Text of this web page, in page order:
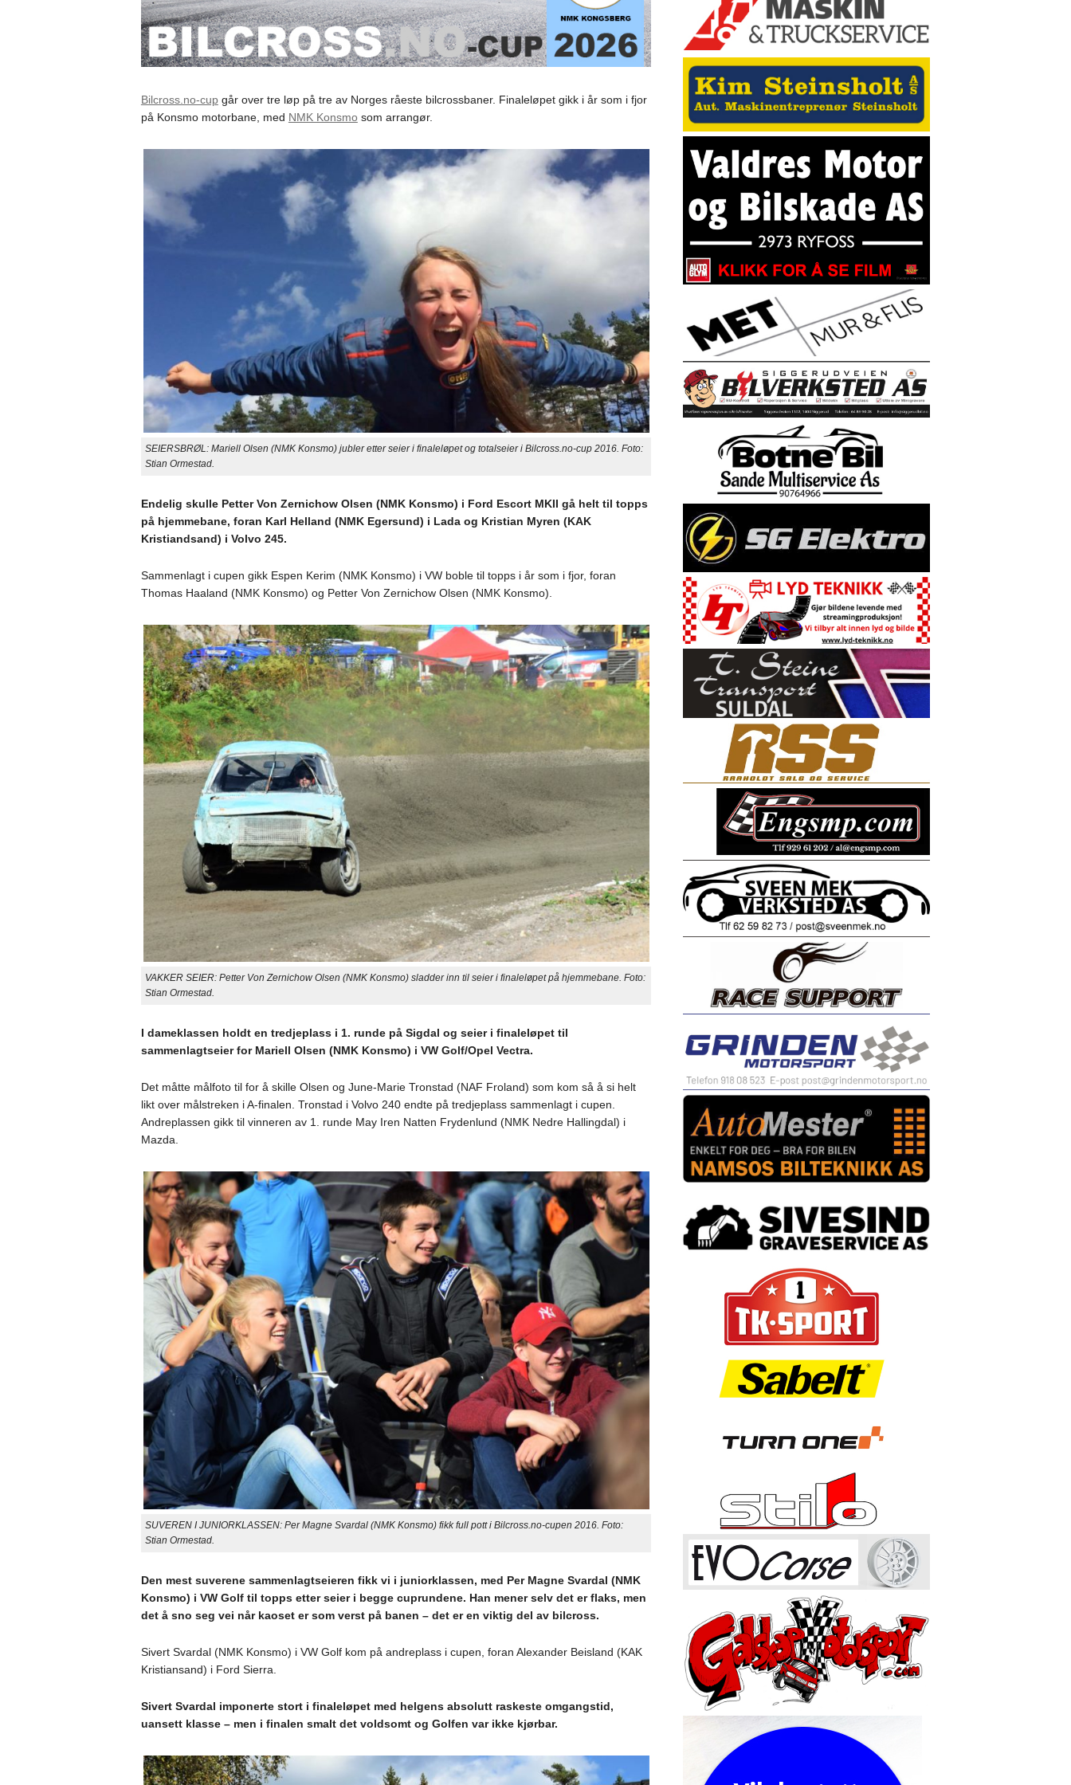
Bilcross.no-cupgår over tre løp på tre av Norges råeste bilcrossbaner. Finaleløpet gikk i år som i fjor
på Konsmo motorbane, med NMK Konsmosom arrangør.
SEIERSBRØL: Mariell Olsen (NMK Konsmo) jubler etter seier i finaleløpet og totalseier i Bilcross.no-cup 2016. Foto:
Stian Ormestad.
Endelig skulle Petter Von Zernichow Olsen (NMK Konsmo) i Ford Escort MKII gå helt til topps
på hjemmebane, foran Karl Helland (NMK Egersund) i Lada og Kristian Myren (KAK
Kristiandsand) i Volvo 245.
Sammenlagt i cupen gikk Espen Kerim (NMK Konsmo) i VW boble til topps i år som i fjor, foran
Thomas Haaland (NMK Konsmo) og Petter Von Zernichow Olsen (NMK Konsmo).
VAKKER SEIER: Petter Von Zernichow Olsen (NMK Konsmo) sladder inn til seier i finaleløpet på hjemmebane. Foto:
Stian Ormestad.
I dameklassen holdt en tredjeplass i 1. runde på Sigdal og seier i finaleløpet til
sammenlagtseier for Mariell Olsen (NMK Konsmo) i VW Golf/Opel Vectra.
Det måtte målfoto til for å skille Olsen og June-Marie Tronstad (NAF Froland) som kom så å si helt
likt over målstreken i A-finalen. Tronstad i Volvo 240 endte på tredjeplass sammenlagt i cupen.
Andreplassen gikk til vinneren av 1. runde May Iren Natten Frydenlund (NMK Nedre Hallingdal) i
Mazda.
SUVEREN I JUNIORKLASSEN: Per Magne Svardal (NMK Konsmo) fikk full pott i Bilcross.no-cupen 2016. Foto:
Stian Ormestad.
Den mest suverene sammenlagtseieren fikk vi i juniorklassen, med Per Magne Svardal (NMK
Konsmo) i VW Golf til topps etter seier i begge cuprundene. Han mener selv det er flaks, men
det å sno seg vei når kaoset er som verst på banen – det er en viktig del av bilcross.
Sivert Svardal (NMK Konsmo) i VW Golf kom på andreplass i cupen, foran Alexander Beisland (KAK
Kristiansand) i Ford Sierra.
Sivert Svardal imponerte stort i finaleløpet med helgens absolutt raskeste omgangstid,
uansett klasse – men i finalen smalt det voldsomt og Golfen var ikke kjørbar.